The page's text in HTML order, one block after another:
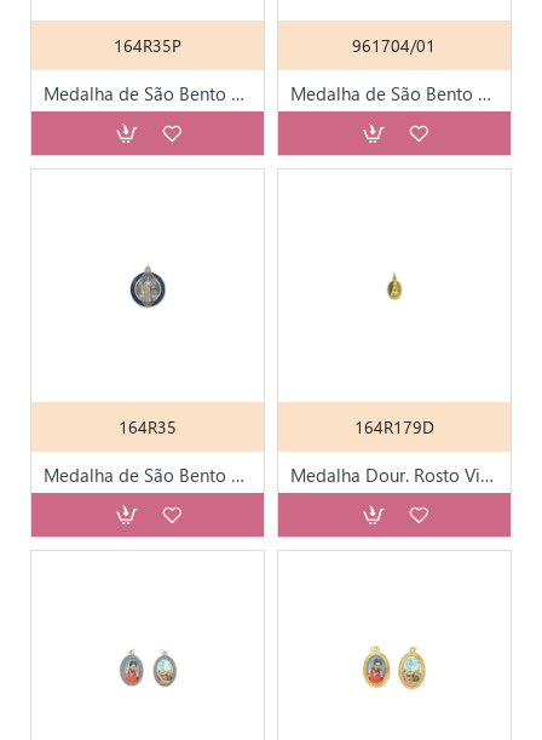
164R35P
Medalha de São Bento Prateada 3cm
961704/01
Medalha de São Bento Prateada D. 2.2cm
164R35
Medalha de São Bento Prateada e Azul 3cm
164R179D
Medalha Dour. Rosto Virgem vs Aparição Pequena